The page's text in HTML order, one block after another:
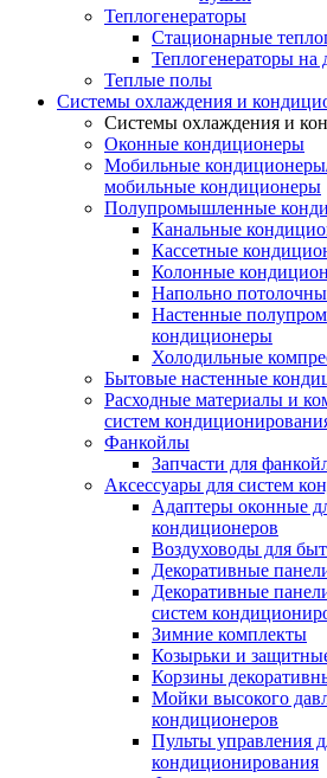
Теплогенераторы
Cтационарные
Теплогенераторы на
Теплые полы
Системы охлаждения и
Системы охлаждения и
Оконные кондиционеры
Мобильные
мобильные кондиционеры
Полупромышленные
Канальные
Кассетные
Колонные
Напольно
Настенные
кондиционеры
Холодильные
Бытовые настенные
Расходные материалы и
систем
Фанкойлы
Запчасти для
Аксессуары для систем
Адаптеры оконные
кондиционеров
Воздуховоды для
Декоративные
Декоративные
систем
Зимние комплекты
Козырьки и
Корзины
Мойки высокого
кондиционеров
Пульты управления
кондиционирования